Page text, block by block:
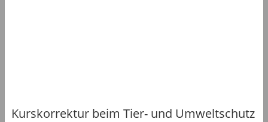
Kurskorrektur beim Tier- und Umweltschutz